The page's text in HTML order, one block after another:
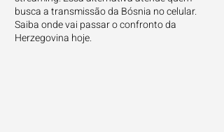
busca a transmissão da Bósnia no celular.
Saiba onde vai passar o confronto da
Herzegovina hoje.